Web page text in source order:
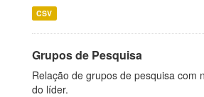
CSV
Grupos de Pesquisa
Relação de grupos de pesquisa com
do líder.